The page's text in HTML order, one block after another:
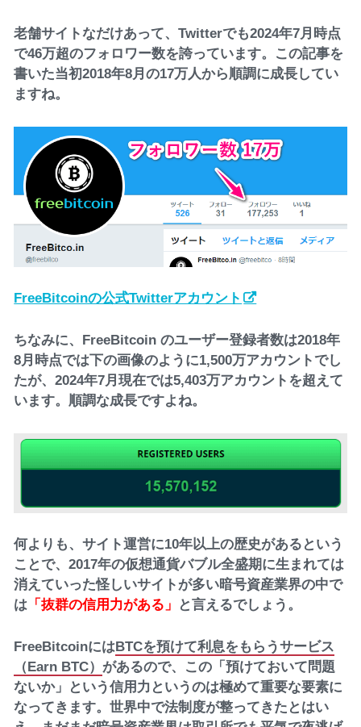
老舗サイトなだけあって、Twitterでも2024年7月時点
で46万超のフォロワー数を誇っています。この記事を
書いた当初2018年8月の17万人から順調に成長してい
ますね。
FreeBitcoinの公式Twitterアカウント
ちなみに、FreeBitcoin のユーザー登録者数は2018年
8月時点では下の画像のように1,500万アカウントでし
たが、2024年7月現在では5,403万アカウント を超えて
います。順調な成長ですよね。
何よりも、サイト運営に10年以上の歴史があるという
ことで、2017年の仮想通貨バブル全盛期に生まれては
消えていった怪しいサイトが多い暗号資産業界の中で
は 「抜群の信用力がある」 と言えるでしょう。
FreeBitcoinにはBTCを預けて利息をもらうサービス
（Earn BTC）があるので、この「預けておいて問題
ないか」という信用力というのは極めて重要な要素に
なってきます。世界中で法制度が整ってきたとはい